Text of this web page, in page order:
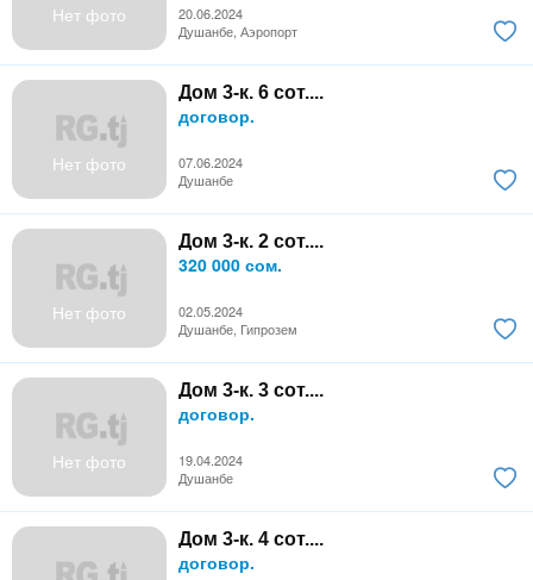
Нет фото
20.06.2024
Душанбе, Аэропорт
Нет фото
Дом 3-к. 6 сот....
договор.
07.06.2024
Душанбе
Нет фото
Дом 3-к. 2 сот....
320 000 сом.
02.05.2024
Душанбе, Гипрозем
Нет фото
Дом 3-к. 3 сот....
договор.
19.04.2024
Душанбе
Дом 3-к. 4 сот....
договор.